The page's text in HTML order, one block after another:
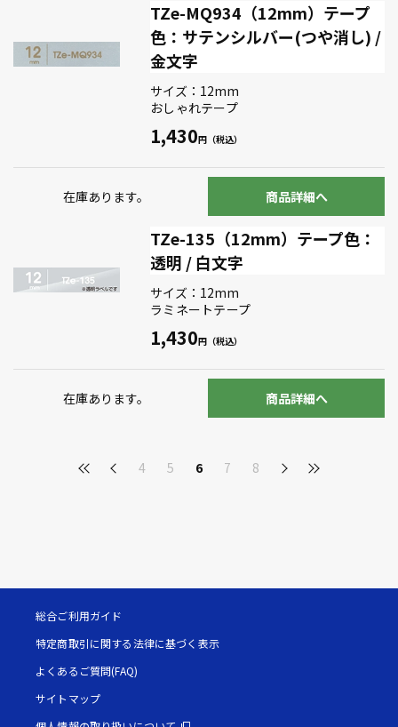
TZe-MQ934（12mm）テープ
色：サテンシルバー(つや消し) /
金文字
サイズ：12mm
おしゃれテープ
1,430
在庫あります。 商品詳細へ
TZe-135（12mm）テープ色：
透明 / 白文字
サイズ：12mm
ラミネートテープ
1,430
在庫あります。 商品詳細へ
4 5 6 7 8
総合ご利用ガイド
特定商取引に関する法律に基づく表示
よくあるご質問(FAQ)
サイトマップ